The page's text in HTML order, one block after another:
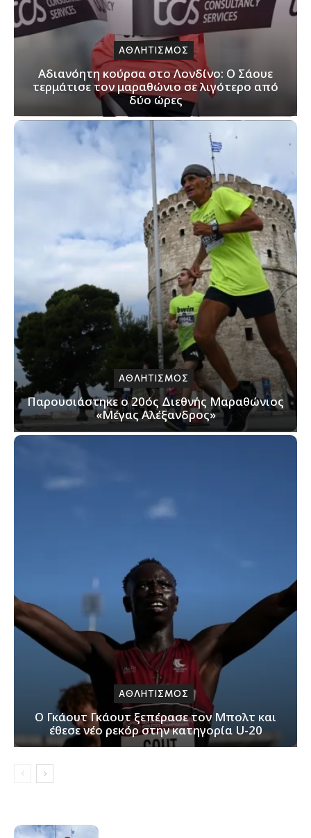
ΑΘΛΗΤΙΣΜΟΣ
Αδιανόητη κούρσα στο Λονδίνο: Ο Σάουε
τερμάτισε τον μαραθώνιο σε λιγότερο από
δύο ώρες
ΑΘΛΗΤΙΣΜΟΣ
Παρουσιάστηκε ο 20ός Διεθνής Μαραθώνιος
«Μέγας Αλέξανδρος»
ΑΘΛΗΤΙΣΜΟΣ
Ο Γκάουτ Γκάουτ ξεπέρασε τον Μπολτ και
έθεσε νέο ρεκόρ στην κατηγορία U-20